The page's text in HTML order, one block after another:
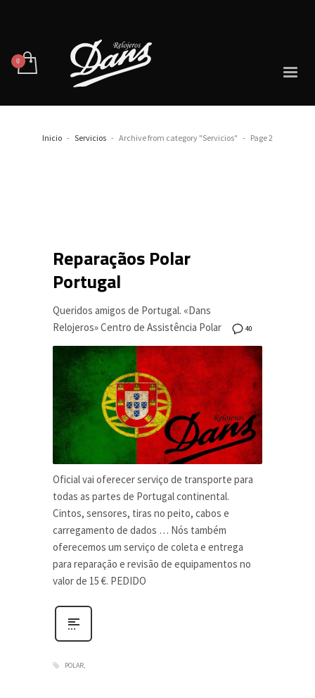
Inicio Servicios Archive from category "Servicios" Page 2
Reparaçãos Polar
Portugal
40
Queridos amigos de Portugal. «Dans
Relojeros» Centro de Assistência Polar
Oficial vai oferecer serviço de transporte para
todas as partes de Portugal continental.
Cintos, sensores, tiras no peito, cabos e
carregamento de dados … Nós também
oferecemos um serviço de coleta e entrega
para reparação e revisão de equipamentos no
valor de 15 €. PEDIDO
POLAR